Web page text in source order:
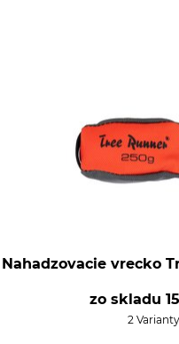
Nahadzovacie vrecko
zo skladu
2 Varianty